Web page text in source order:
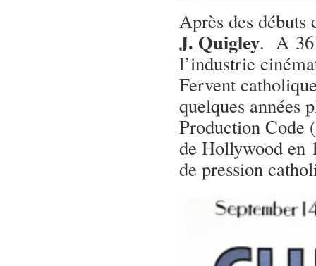
Après des
J. Quigley. A 36
l’industrie
Fervent
quelques années
Production Code
de Hollywood en
de pression